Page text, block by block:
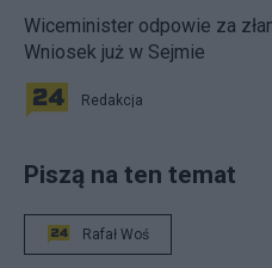
Wiceminister odpowie za
Wniosek już w Sejmie
Redakcja
Piszą na ten temat
Rafał Woś